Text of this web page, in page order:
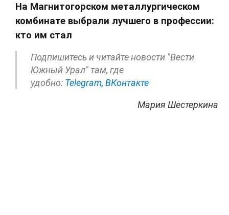
На Магнитогорском металлургическом
комбинате выбрали лучшего в профессии:
кто им стал
Подпишитесь и читайте новости "Вести
Южный Урал" там, где
удобно: Telegram, ВКонтакте
Мария Шестеркина